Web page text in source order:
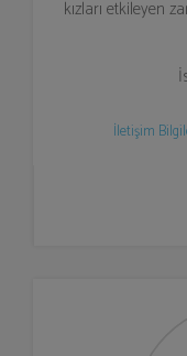
kızları etkileyen
İletişim